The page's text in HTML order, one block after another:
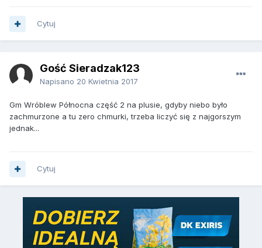
Cytuj
Gość Sieradzak123
Napisano 20 Kwietnia 2017
Gm Wróblew Północna część 2 na plusie, gdyby niebo było
zachmurzone a tu zero chmurki, trzeba liczyć się z najgorszym
jednak...
Cytuj